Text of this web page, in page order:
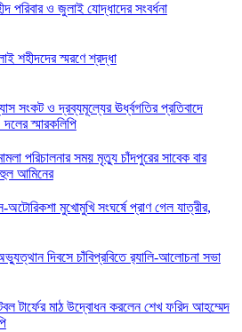
পরিবার ও জুলাই যোদ্ধাদের সংবর্ধনা
শহীদদের স্মরণে শ্রদ্ধা
সংকট ও দ্রব্যমূল্যের ঊর্ধ্বগতির প্রতিবাদে
স্মারকলিপি
পরিচালনার সময় মৃত্যু চাঁদপুরের সাবেক বার
আমিনের
অটোরিকশা মুখোমুখি সংঘর্ষে প্রাণ গেল যাত্রীর,
দিবসে চাঁবিপ্রবিতে র‍্যালি-আলোচনা সভা
টার্ফের মাঠ উদ্বোধন করলেন শেখ ফরিদ আহম্মেদ